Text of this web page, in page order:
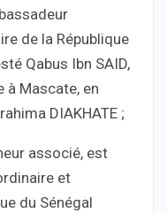
de la République
Qabus Ibn SAID,
à Mascate, en
DIAKHATE ;
associé, est
et
du Sénégal